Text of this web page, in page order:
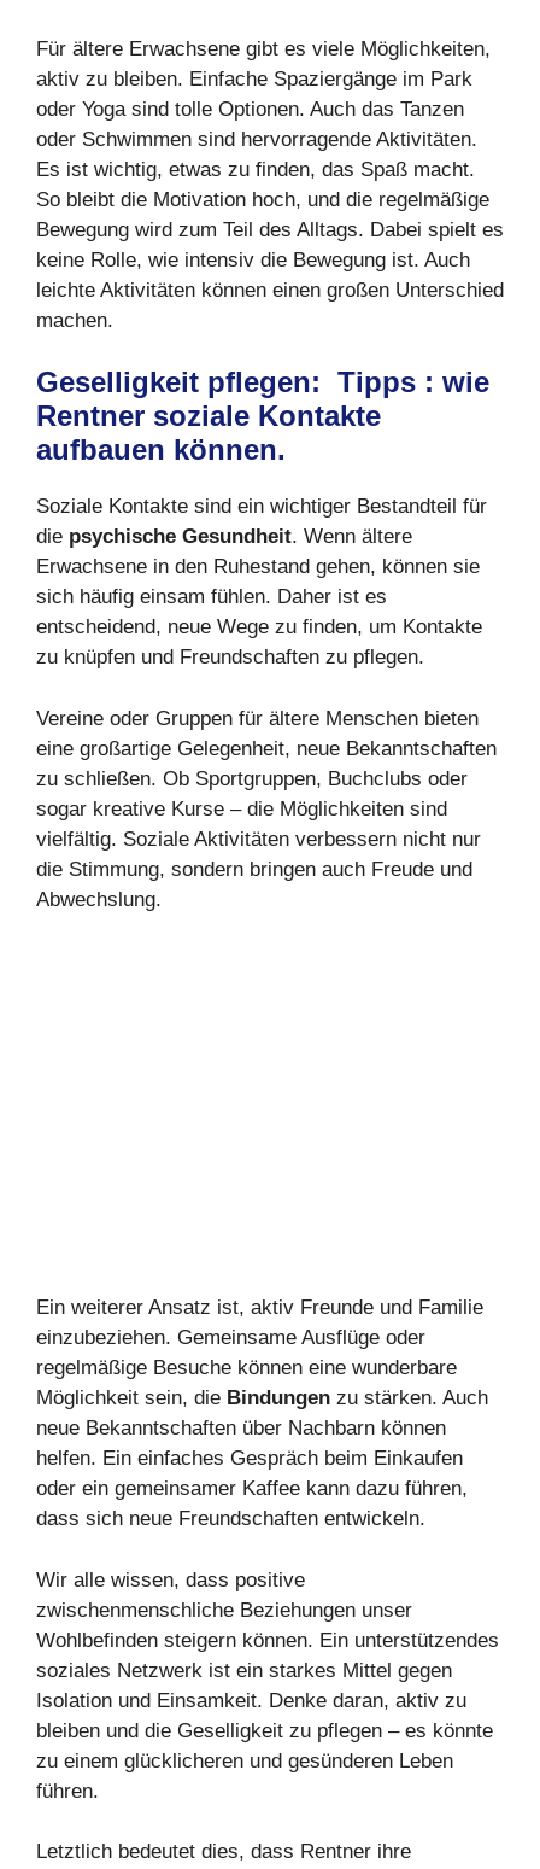
Für ältere Erwachsene gibt es viele Möglichkeiten,
aktiv zu bleiben. Einfache Spaziergänge im Park
oder Yoga sind tolle Optionen. Auch das Tanzen
oder Schwimmen sind hervorragende Aktivitäten.
Es ist wichtig, etwas zu finden, das Spaß macht.
So bleibt die Motivation hoch, und die regelmäßige
Bewegung wird zum Teil des Alltags. Dabei spielt es
keine Rolle, wie intensiv die Bewegung ist. Auch
leichte Aktivitäten können einen großen Unterschied
machen.
Geselligkeit pflegen: Tipps : wie
Rentner soziale Kontakte
aufbauen können.
Soziale Kontakte sind ein wichtiger Bestandteil für
die psychische Gesundheit. Wenn ältere
Erwachsene in den Ruhestand gehen, können sie
sich häufig einsam fühlen. Daher ist es
entscheidend, neue Wege zu finden, um Kontakte
zu knüpfen und Freundschaften zu pflegen.
Vereine oder Gruppen für ältere Menschen bieten
eine großartige Gelegenheit, neue Bekanntschaften
zu schließen. Ob Sportgruppen, Buchclubs oder
sogar kreative Kurse – die Möglichkeiten sind
vielfältig. Soziale Aktivitäten verbessern nicht nur
die Stimmung, sondern bringen auch Freude und
Abwechslung.
Ein weiterer Ansatz ist, aktiv Freunde und Familie
einzubeziehen. Gemeinsame Ausflüge oder
regelmäßige Besuche können eine wunderbare
Möglichkeit sein, die Bindungen zu stärken. Auch
neue Bekanntschaften über Nachbarn können
helfen. Ein einfaches Gespräch beim Einkaufen
oder ein gemeinsamer Kaffee kann dazu führen,
dass sich neue Freundschaften entwickeln.
Wir alle wissen, dass positive
zwischenmenschliche Beziehungen unser
Wohlbefinden steigern können. Ein unterstützendes
soziales Netzwerk ist ein starkes Mittel gegen
Isolation und Einsamkeit. Denke daran, aktiv zu
bleiben und die Geselligkeit zu pflegen – es könnte
zu einem glücklicheren und gesünderen Leben
führen.
Letztlich bedeutet dies, dass Rentner ihre